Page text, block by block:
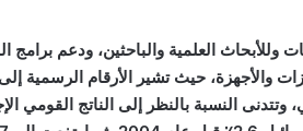
وللأبحاث العلمية والباحثين، ودعم برامج